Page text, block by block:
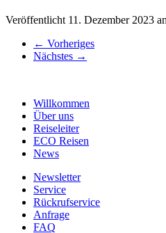
Veröffentlicht 11. Dezember 2023
← Vorheriges
Nächstes →
Willkommen
Über uns
Reiseleiter
ECO Reisen
News
Newsletter
Service
Rückrufservice
Anfrage
FAQ